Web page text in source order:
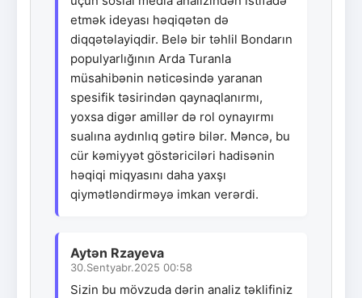
etmək ideyası həqiqətən də
diqqətəlayiqdir. Belə bir təhlil Bondarın
populyarlığının Arda Turanla
müsahibənin nəticəsində yaranan
spesifik təsirindən qaynaqlanırmı,
yoxsa digər amillər də rol oynayırmı
sualına aydınlıq gətirə bilər. Məncə, bu
cür kəmiyyət göstəriciləri hadisənin
həqiqi miqyasını daha yaxşı
qiymətləndirməyə imkan verərdi.
Aytən Rzayeva
30.Sentyabr.2025 00:58
Sizin bu mövzuda dərin analiz təklifiniz